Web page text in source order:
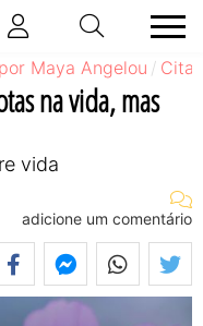
Maya Angelou
na vida, mas
vida
adicione um comentário